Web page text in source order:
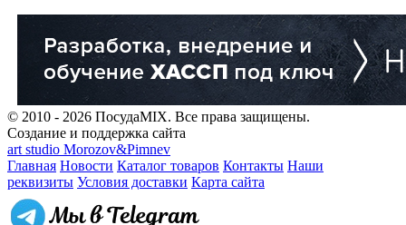
© 2010 - 2026 ПосудаMIX. Все права защищены.
Создание и поддержка сайта
art studio Morozov&Pimnev
Главная Новости Каталог товаров Контакты Наши
реквизиты Условия доставки Карта сайта